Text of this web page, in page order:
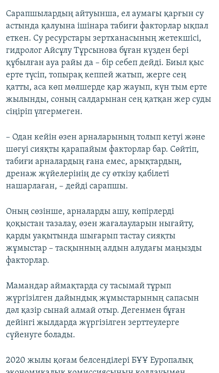
Сарапшылардың айтуынша, ел аумағы қарғын су
астында қалуына ішінара табиғи факторлар ықпал
еткен. Су ресурстары зертханасының жетекшісі,
гидролог Айсұлу Тұрсынова бұған күзден бері
құбылған ауа райы да – бір себеп дейді. Биыл қыс
ерте түсіп, топырақ кеппей жатып, жерге сең
қатты, аса көп мөлшерде қар жауып, күн тым ерте
жылынды, соның салдарынан сең қатқан жер суды
сіңіріп үлгермеген.
– Одан кейін өзен арналарының толып кетуі және
шөгуі сияқты қарапайым факторлар бар. Сөйтіп,
табиғи арналардың ғана емес, арықтардың,
дренаж жүйелерінің де су өткізу қабілеті
нашарлаған, – дейді сарапшы.
Оның сөзінше, арналарды ашу, көпірлерді
қоқыстан тазалау, өзен жағалауларын нығайту,
қарды уақытында шығарып тастау сияқты
жұмыстар – тасқынның алдын алудағы маңызды
факторлар.
Мамандар аймақтарда су тасымай тұрып
жүргізілген дайындық жұмыстарының сапасын
дәл қазір сынай алмай отыр. Дегенмен бұған
дейінгі жылдарда жүргізілген зерттеулерге
сүйенуге болады.
2020 жылы қоғам белсенділері БҰҰ Еуропалық